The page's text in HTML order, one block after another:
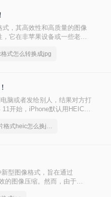
，其高效性和高质量的图像
它在非苹果设备或一些老旧
决兼容性问题。
式怎么转换成jpg
脑或者发给别人，结果对方打
开始，iPhone默认用HEIC格
heic怎么转jpg"成了不少人的
iphone照片格式heic怎么换jpg
型图像格式，旨在通过
的图像压缩。然而，由于